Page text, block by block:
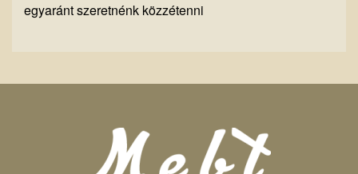
egyaránt szeretnénk közzétenni